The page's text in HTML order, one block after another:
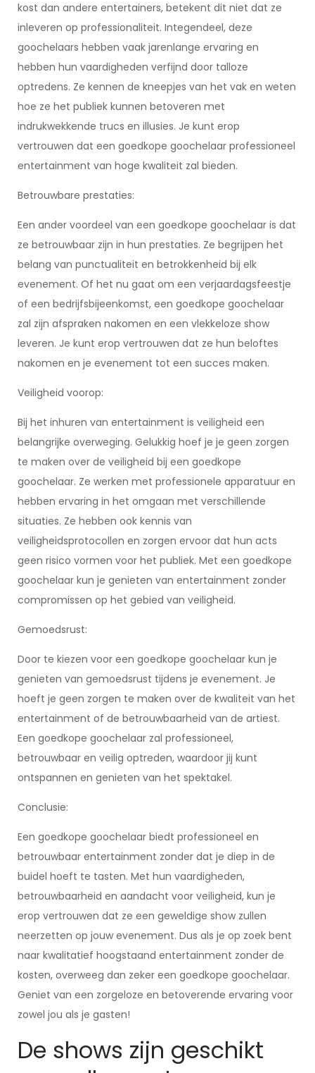
kost dan andere entertainers, betekent dit niet dat ze
inleveren op professionaliteit. Integendeel, deze
goochelaars hebben vaak jarenlange ervaring en
hebben hun vaardigheden verfijnd door talloze
optredens. Ze kennen de kneepjes van het vak en weten
hoe ze het publiek kunnen betoveren met
indrukwekkende trucs en illusies. Je kunt erop
vertrouwen dat een goedkope goochelaar professioneel
entertainment van hoge kwaliteit zal bieden.
Betrouwbare prestaties:
Een ander voordeel van een goedkope goochelaar is dat
ze betrouwbaar zijn in hun prestaties. Ze begrijpen het
belang van punctualiteit en betrokkenheid bij elk
evenement. Of het nu gaat om een verjaardagsfeestje
of een bedrijfsbijeenkomst, een goedkope goochelaar
zal zijn afspraken nakomen en een vlekkeloze show
leveren. Je kunt erop vertrouwen dat ze hun beloftes
nakomen en je evenement tot een succes maken.
Veiligheid voorop:
Bij het inhuren van entertainment is veiligheid een
belangrijke overweging. Gelukkig hoef je je geen zorgen
te maken over de veiligheid bij een goedkope
goochelaar. Ze werken met professionele apparatuur en
hebben ervaring in het omgaan met verschillende
situaties. Ze hebben ook kennis van
veiligheidsprotocollen en zorgen ervoor dat hun acts
geen risico vormen voor het publiek. Met een goedkope
goochelaar kun je genieten van entertainment zonder
compromissen op het gebied van veiligheid.
Gemoedsrust:
Door te kiezen voor een goedkope goochelaar kun je
genieten van gemoedsrust tijdens je evenement. Je
hoeft je geen zorgen te maken over de kwaliteit van het
entertainment of de betrouwbaarheid van de artiest.
Een goedkope goochelaar zal professioneel,
betrouwbaar en veilig optreden, waardoor jij kunt
ontspannen en genieten van het spektakel.
Conclusie:
Een goedkope goochelaar biedt professioneel en
betrouwbaar entertainment zonder dat je diep in de
buidel hoeft te tasten. Met hun vaardigheden,
betrouwbaarheid en aandacht voor veiligheid, kun je
erop vertrouwen dat ze een geweldige show zullen
neerzetten op jouw evenement. Dus als je op zoek bent
naar kwalitatief hoogstaand entertainment zonder de
kosten, overweeg dan zeker een goedkope goochelaar.
Geniet van een zorgeloze en betoverende ervaring voor
zowel jou als je gasten!
De shows zijn geschikt